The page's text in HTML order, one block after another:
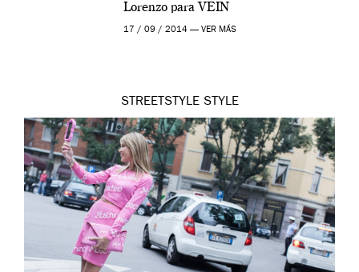
Lorenzo para VEIN
17 / 09 / 2014 — VER MÁS
STREETSTYLE STYLE